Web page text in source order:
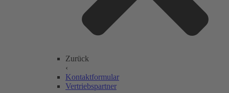
Zurück
‹
Kontaktformular
Vertriebspartner